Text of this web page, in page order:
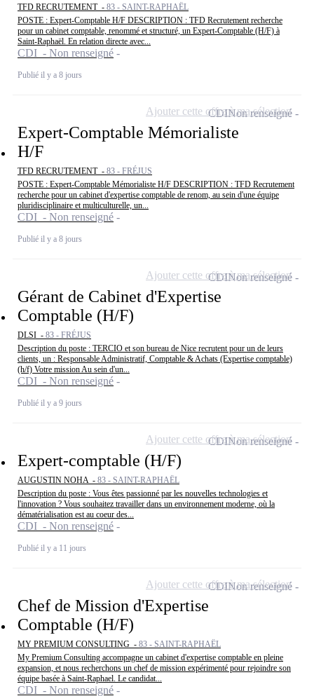
TFD RECRUTEMENT - 83 - SAINT-RAPHAËL
POSTE : Expert-Comptable H/F DESCRIPTION : TFD Recrutement recherche
pour un cabinet comptable, renommé et structuré, un Expert-Comptable (H/F) à
Saint-Raphaël. En relation directe avec...
CDI - Non renseigné
Publié il y a 8 jours
Expert-Comptable Mémorialiste
H/F
TFD RECRUTEMENT - 83 - FRÉJUS
POSTE : Expert-Comptable Mémorialiste H/F DESCRIPTION : TFD Recrutement
recherche pour un cabinet d'expertise comptable de renom, au sein d'une équipe
pluridisciplinaire et multiculturelle, un...
CDI - Non renseigné
Publié il y a 8 jours
CDINon renseigné
Ajouter cette offre à ma sélection
Gérant de Cabinet d'Expertise
Comptable (H/F)
DLSI - 83 - FRÉJUS
Description du poste : TERCIO et son bureau de Nice recrutent pour un de leurs
clients, un : Responsable Administratif, Comptable & Achats (Expertise comptable)
(h/f) Votre mission Au sein d'un...
CDI - Non renseigné
Publié il y a 9 jours
CDINon renseigné
Ajouter cette offre à ma sélection
Expert-comptable (H/F)
AUGUSTIN NOHA - 83 - SAINT-RAPHAËL
Description du poste : Vous êtes passionné par les nouvelles technologies et
l'innovation ? Vous souhaitez travailler dans un environnement moderne, où la
dématérialisation est au coeur des...
CDI - Non renseigné
Publié il y a 11 jours
CDINon renseigné
Ajouter cette offre à ma sélection
Chef de Mission d'Expertise
Comptable (H/F)
MY PREMIUM CONSULTING - 83 - SAINT-RAPHAËL
My Premium Consulting accompagne un cabinet d'expertise comptable en pleine
expansion, et nous recherchons un chef de mission expérimenté pour rejoindre son
équipe basée à Saint-Raphael. Le candidat...
CDI - Non renseigné
CDINon renseigné
Ajouter cette offre à ma sélection